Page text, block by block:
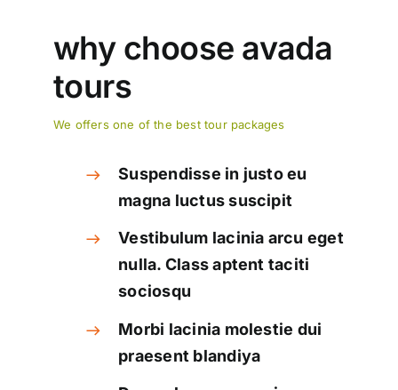
why choose avada
tours
We offers one of the best tour packages
Suspendisse in justo eu
magna luctus suscipit
Vestibulum lacinia arcu eget
nulla. Class aptent taciti
sociosqu
Morbi lacinia molestie dui
praesent blandiya